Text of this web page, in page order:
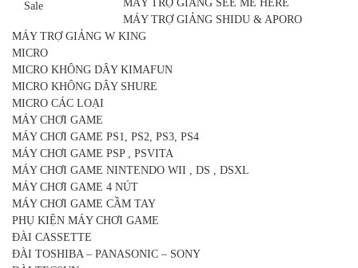
Sale
MÁY TRỢ GIẢNG SEE ME HERE
MÁY TRỢ GIẢNG SHIDU & APORO
MÁY TRỢ GIẢNG W KING
MICRO
MICRO KHÔNG DÂY KIMAFUN
MICRO KHÔNG DÂY SHURE
MICRO CÁC LOẠI
MÁY CHƠI GAME
MÁY CHƠI GAME PS1, PS2, PS3, PS4
MÁY CHƠI GAME PSP , PSVITA
MÁY CHƠI GAME NINTENDO WII , DS , DSXL
MÁY CHƠI GAME 4 NÚT
MÁY CHƠI GAME CẦM TAY
PHỤ KIỆN MÁY CHƠI GAME
ĐÀI CASSETTE
ĐÀI TOSHIBA – PANASONIC – SONY